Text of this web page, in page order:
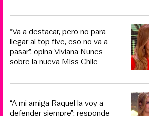
“Va a destacar, pero no para
llegar al top five, eso no va a
pasar”, opina Viviana Nunes
sobre la nueva Miss Chile
“A mi amiga Raquel la voy a
defender siempre”: responde